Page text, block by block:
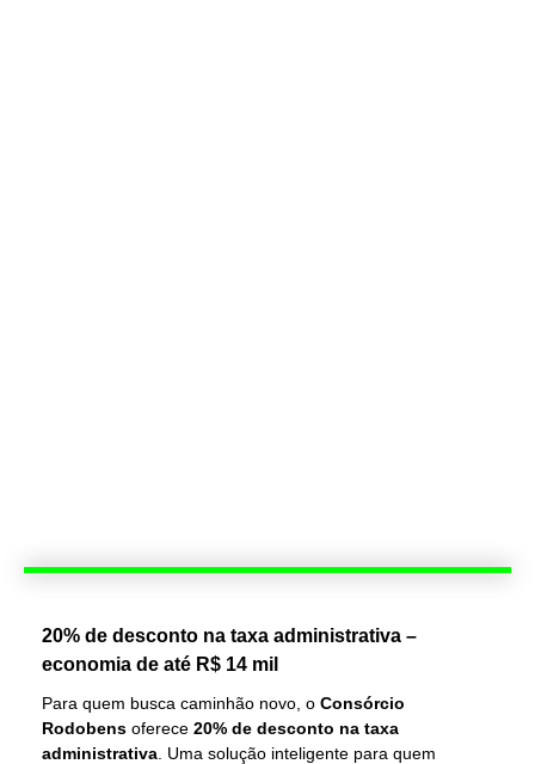
20% de desconto na taxa administrativa –
economia de até R$ 14 mil
Para quem busca caminhão novo, o Consórcio
Rodobens oferece 20% de desconto na taxa
administrativa . Uma solução inteligente para quem